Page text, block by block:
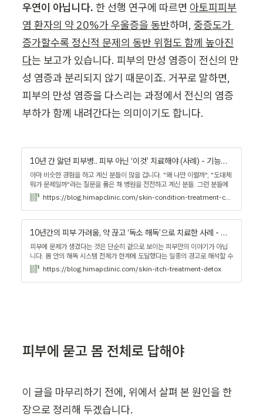
우연이 아닙니다. 한 선행 연구에 따르면 아토피피부
염 환자의 약 20%가 우울증을 동반하며, 중증도가
증가할수록 정신적 문제의 동반 위험도 함께 높아진
다는 보고가 있습니다. 피부의 만성 염증이 전신의 만
성 염증과 분리되지 않기 때문이죠. 거꾸로 말하면,
피부의 만성 염증을 다스리는 과정에서 전신의 염증
부하가 함께 내려간다는 의미이기도 합니다.
10년 간 앓던 피부병.. 피부 아닌 ‘이것’ 치료해야 (사례) - 기능의학 라이브러리
아마 비슷한 경험을 하고 계신 분들이 많을 겁니다. "왜 나만 이럴까", "도대체
뭐가 문제일까"라는 질문을 품은 채 병원을 전전하고 계신 분들. 그런 분들에
게 이 사례 속 이야기가 그 물음에 작은 실마리가 되었으면 합니다. | 사례
https://blog.himapclinic.com/skin-condition-treatment-case
10년간의 피부 가려움, 약 끊고 ‘독소 해독’으로 치료한 사례 - 기능의학 라이브러리
피부에 문제가 생겼다는 것은 단순히 겉으로 보이는 피부만의 이야기가 아닙
니다. 몸 안의 해독 시스템 전체가 한계에 도달했다는 일종의 경고로 해석할 수
있죠. 이 사례를 통해 오랜 피부 가려움을 해결할 수 있는 힌트를 얻어보세요. |
사례
https://blog.himapclinic.com/skin-itch-treatment-detox
피부에 묻고 몸 전체로 답해야
이 글을 마무리하기 전에, 위에서 살펴 본 원인을 한
장으로 정리해 두겠습니다.